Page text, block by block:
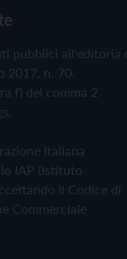
pubblici all'editoria
2017, n. 70.
f) del comma 2
Italiana
IAP (Istituto
il Codice di
Commerciale